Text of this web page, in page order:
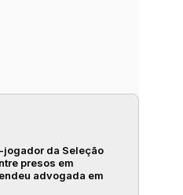
jogador da Seleção
presos em
advogada em